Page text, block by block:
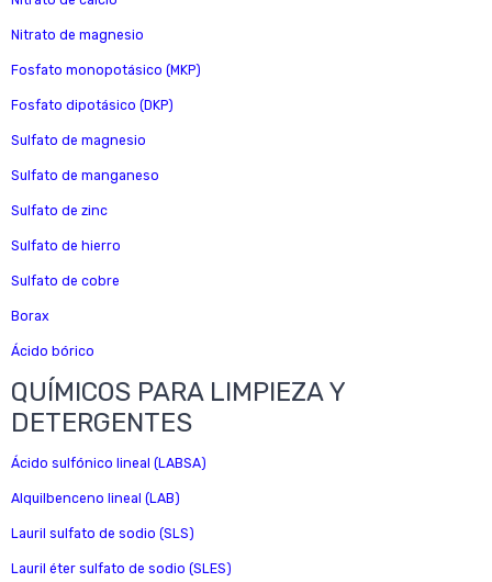
Nitrato de magnesio
Fosfato monopotásico (MKP)
Fosfato dipotásico (DKP)
Sulfato de magnesio
Sulfato de manganeso
Sulfato de zinc
Sulfato de hierro
Sulfato de cobre
Borax
Ácido bórico
QUÍMICOS PARA LIMPIEZA Y
DETERGENTES
Ácido sulfónico lineal (LABSA)
Alquilbenceno lineal (LAB)
Lauril sulfato de sodio (SLS)
Lauril éter sulfato de sodio (SLES)